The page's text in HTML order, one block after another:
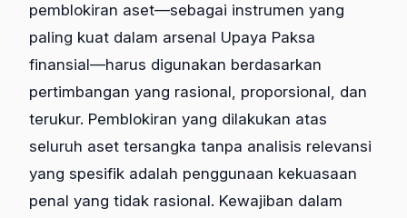
pemblokiran aset—sebagai instrumen yang
paling kuat dalam arsenal Upaya Paksa
finansial—harus digunakan berdasarkan
pertimbangan yang rasional, proporsional, dan
terukur. Pemblokiran yang dilakukan atas
seluruh aset tersangka tanpa analisis relevansi
yang spesifik adalah penggunaan kekuasaan
penal yang tidak rasional. Kewajiban dalam